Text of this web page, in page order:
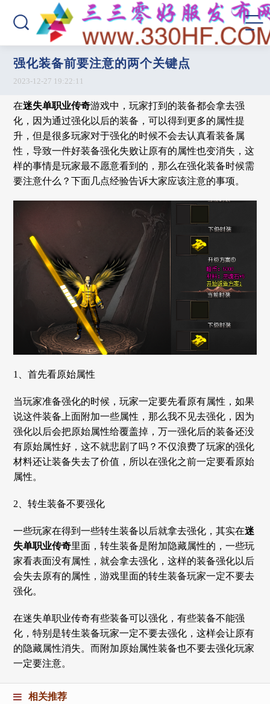
强化装备前要注意的两个关键点
2023-12-27 19:22:11
在迷失单职业传奇游戏中，玩家打到的装备都会拿去强
化，因为通过强化以后的装备，可以得到更多的属性提
升，但是很多玩家对于强化的时候不会去认真看装备属
性，导致一件好装备强化失败让原有的属性也变消失，这
样的事情是玩家最不愿意看到的，那么在强化装备时候需
要注意什么？下面几点经验告诉大家应该注意的事项。
1、首先看原始属性
当玩家准备强化的时候，玩家一定要先看原有属性，如果
说这件装备上面附加一些属性，那么我不见去强化，因为
强化以后会把原始属性给覆盖掉，万一强化后的装备还没
有原始属性好，这不就悲剧了吗？不仅浪费了玩家的强化
材料还让装备失去了价值，所以在强化之前一定要看原始
属性。
2、转生装备不要强化
一些玩家在得到一些转生装备以后就拿去强化，其实在迷
失单职业传奇里面，转生装备是附加隐藏属性的，一些玩
家看表面没有属性，就会拿去强化，这样的装备强化以后
会失去原有的属性，游戏里面的转生装备玩家一定不要去
强化。
在迷失单职业传奇有些装备可以强化，有些装备不能强
化，特别是转生装备玩家一定不要去强化，这样会让原有
的隐藏属性消失。而附加原始属性装备也不要去强化玩家
一定要注意。
相关推荐